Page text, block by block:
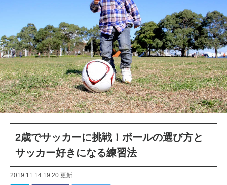
2歳でサッカーに挑戦！ボールの選び方と
サッカー好きになる練習法
2019.11.14 19:20 更新